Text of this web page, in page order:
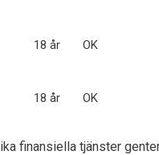
18 år OK
18 år OK
finansiella tjänster